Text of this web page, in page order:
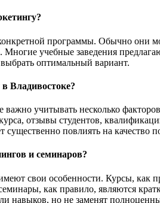
программы. Обычно они
учебные заведения
оптимальный вариант.
Владивостоке?
учитывать несколько
отзывы студентов,
существенно повлиять на качество
и семинаров?
свои особенности. Курсы,
как правило, являются
навыков, но не заменят